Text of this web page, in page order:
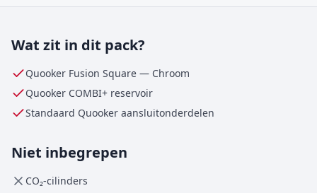
Wat zit in dit pack?
Quooker Fusion Square — Chroom
Quooker COMBI+ reservoir
Standaard Quooker aansluitonderdelen
Niet inbegrepen
CO₂-cilinders